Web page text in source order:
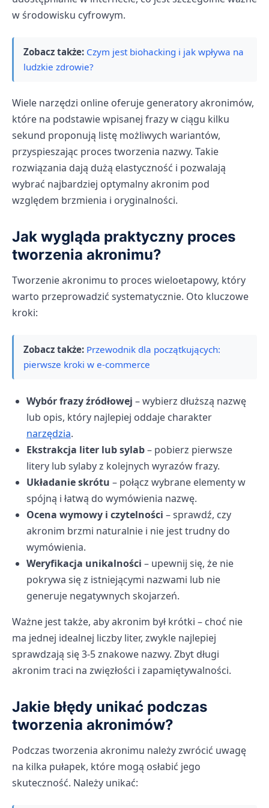
w środowisku cyfrowym.
Zobacz także: Czym jest biohacking i jak wpływa na
ludzkie zdrowie?
Wiele narzędzi online oferuje generatory akronimów,
które na podstawie wpisanej frazy w ciągu kilku
sekund proponują listę możliwych wariantów,
przyspieszając proces tworzenia nazwy. Takie
rozwiązania dają dużą elastyczność i pozwalają
wybrać najbardziej optymalny akronim pod
względem brzmienia i oryginalności.
Jak wygląda praktyczny proces
tworzenia akronimu?
Tworzenie akronimu to proces wieloetapowy, który
warto przeprowadzić systematycznie. Oto kluczowe
kroki:
Zobacz także: Przewodnik dla początkujących:
pierwsze kroki w e-commerce
Wybór frazy źródłowej – wybierz dłuższą nazwę
lub opis, który najlepiej oddaje charakter
narzędzia.
Ekstrakcja liter lub sylab– pobierz pierwsze
litery lub sylaby z kolejnych wyrazów frazy.
Układanie skrótu – połącz wybrane elementy w
spójną i łatwą do wymówienia nazwę.
Ocena wymowy i czytelności – sprawdź, czy
akronim brzmi naturalnie i nie jest trudny do
wymówienia.
Weryfikacja unikalności – upewnij się, że nie
pokrywa się z istniejącymi nazwami lub nie
generuje negatywnych skojarzeń.
Ważne jest także, aby akronim był krótki – choć nie
ma jednej idealnej liczby liter, zwykle najlepiej
sprawdzają się 3-5 znakowe nazwy. Zbyt długi
akronim traci na zwięzłości i zapamiętywalności.
Jakie błędy unikać podczas
tworzenia akronimów?
Podczas tworzenia akronimu należy zwrócić uwagę
na kilka pułapek, które mogą osłabić jego
skuteczność. Należy unikać: